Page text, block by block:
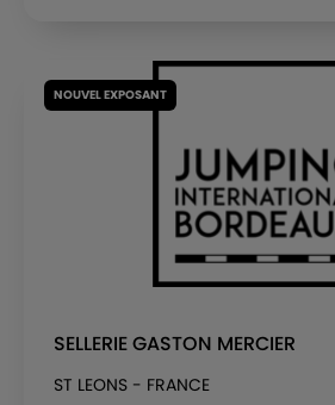
NOUVEL EXPOSANT
SELLERIE GASTON MERCIER
ST LEONS - FRANCE